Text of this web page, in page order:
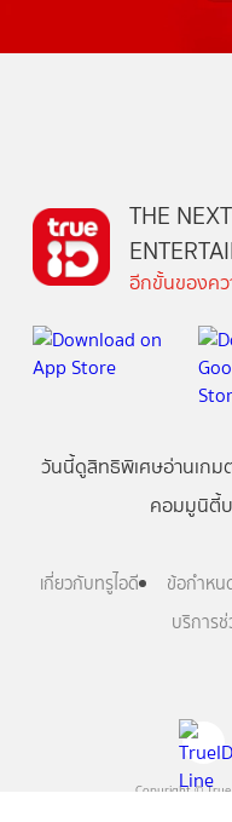
Copyright © True
THE
อีกขั้นของคว
วันนี้ดูสิทธิพิเศษอ่านเกม
คอมมูนิตี้
เกี่ยวกับทรูไอดี ข้อกำหน
บริการช่